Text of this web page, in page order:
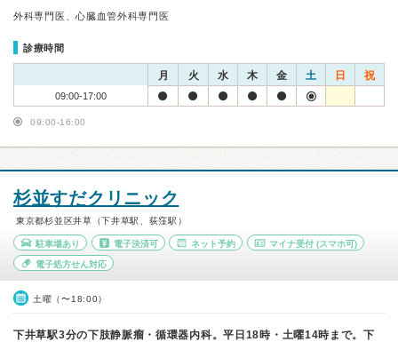
外科専門医、心臓血管外科専門医
診療時間
月 火 水 木 金 土 日 祝
09:00-17:00
09:00-16:00
杉並すだクリニック
東京都杉並区井草（下井草駅、荻窪駅）
駐車場あり 電子決済可 ネット予約 マイナ受付 (スマホ可)
電子処方せん対応
土曜（〜18:00）
下井草駅3分の下肢静脈瘤・循環器内科。平日18時・土曜14時まで。下